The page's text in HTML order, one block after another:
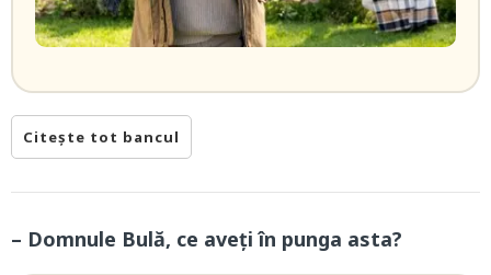
Citește tot bancul
– Domnule Bulă, ce aveți în punga asta?